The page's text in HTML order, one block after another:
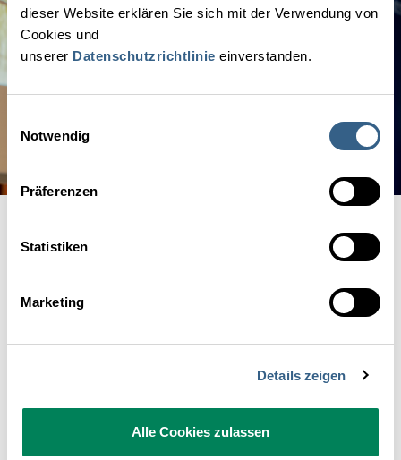
dieser Website erklären Sie sich mit der Verwendung von
Cookies und
unserer Datenschutzrichtlinie einverstanden.
Notwendig
Präferenzen
Statistiken
Marketing
Details zeigen
Alle Cookies zulassen
Diese Überlegungen könnte die Hotellerie weiterentwickeln und in
personalisierten Aussendungen „wertschätzend und dadurch
mit Digital Detox ist, so Anitra Eggler, mehr gemeint als ein bloßes
„Fastenhotel“. Richtig dargestellt bedeutet Digital Detox vielmehr
den Gästen Entspannung zu schenken. Dies lässt sich
bewerkstelligen. Das Ganze ist den Gästen positiv zu
kommunizieren: „Auszeit ist der neue Luxus, bei uns kannst Du